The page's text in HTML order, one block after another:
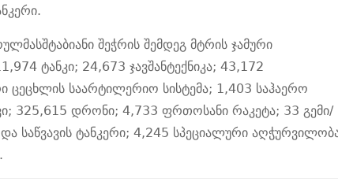
შეჭრის შემდეგ მტრის ჯამური
ტანკი; 24,673 ჯავშანტექნიკა; 43,172
ცეცხლის საარტილერიო სისტემა; 1,403 საჰაერო
325,615 დრონი; 4,733 ფრთოსანი რაკეტა; 33 გემი/
საწვავის ტანკერი; 4,245 სპეციალური